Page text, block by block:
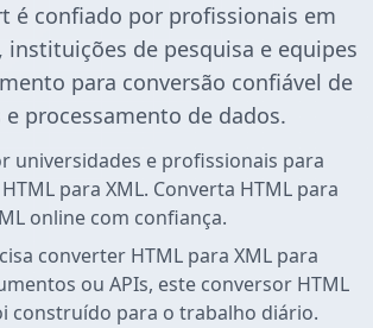
é confiado por profissionais em
instituições de pesquisa e equipes
para conversão confiável de
e processamento de dados.
universidades e profissionais para
para XML. Converta HTML para
online com confiança.
converter HTML para XML para
ou APIs, este conversor HTML
construído para o trabalho diário.